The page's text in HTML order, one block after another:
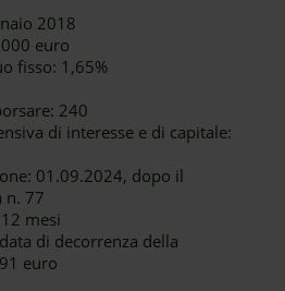
2018
euro
fisso: 1,65%
240
di interesse e di capitale:
01.09.2024, dopo il
n. 77
mesi
di decorrenza della
euro